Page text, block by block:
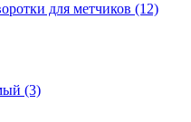
для метчиков (12)
(3)